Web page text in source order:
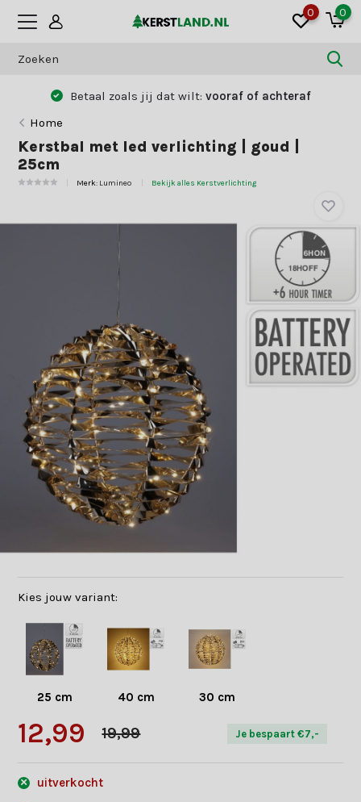
0 0
Betaal zoals jij dat wilt: vooraf of achteraf
Home
Kerstbal met led verlichting | goud |
25cm
Merk: Lumineo Bekijk alles Kerstverlichting
Kies jouw variant:
25 cm 40 cm 30 cm
12,99 19,99 Je bespaart €7,-
uitverkocht